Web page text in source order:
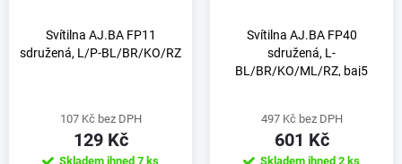
Svítilna AJ.BA FP11
sdružená, L/P-BL/BR/KO/RZ
107 Kč bez DPH
129 Kč
Skladem ihned 7 ks
Svítilna AJ.BA FP40
sdružená, L-
BL/BR/KO/ML/RZ, baj5
497 Kč bez DPH
601 Kč
Skladem ihned 2 ks